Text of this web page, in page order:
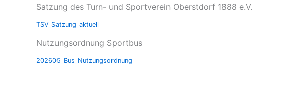
Satzung des Turn- und Sportverein Oberstdorf 1888 e.V.
TSV_Satzung_aktuell
Nutzungsordnung Sportbus
202605_Bus_Nutzungsordnung